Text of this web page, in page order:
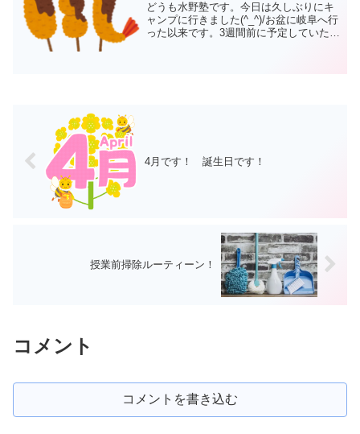
どうも水野塾です。今日は久しぶりにキ
ャンプに行きました(^_^)/お盆に岐阜へ行
った以来です。3週間前に予定していたキ
4月です！ 誕生日です！
授業前掃除ルーティーン！
コメント
コメントを書き込む